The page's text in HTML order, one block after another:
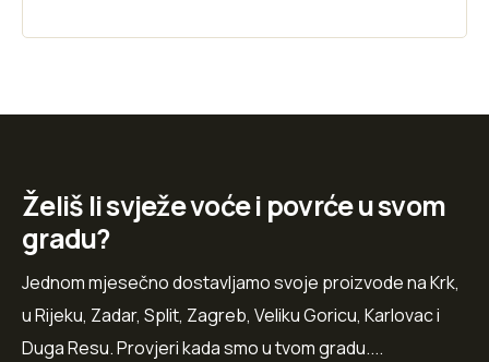
out
Želiš li svježe voće i povrće u svom
gradu?
Jednom mjesečno dostavljamo svoje proizvode na Krk,
u Rijeku, Zadar, Split, Zagreb, Veliku Goricu, Karlovac i
Duga Resu. Provjeri kada smo u tvom gradu....